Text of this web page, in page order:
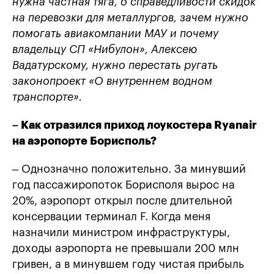
на перевозки для металлургов, зачем нужно
помогать авиакомпании МАУ и почему
владельцу СП «Нибулон», Алексею
Вадатурскому, нужно перестать ругать
законопроект «О внутреннем водном
транспорте».
– Как отразился приход лоукостера Ryanair
на аэропорте Борисполь?
– Однозначно положительно. За минувший
год пассажиропоток Борисполя вырос на
20%, аэропорт открыл после длительной
консервации терминал F. Когда меня
назначили министром инфраструктуры,
доходы аэропорта не превышали 200 млн
гривен, а в минувшем году чистая прибыль